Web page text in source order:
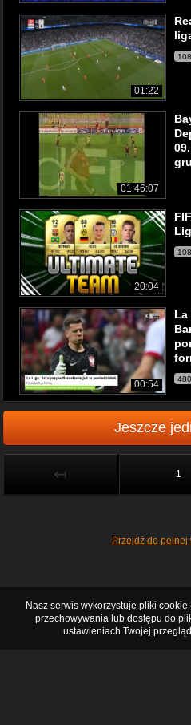
01:22
01:46:07
20:04
00:54
La
Jeszcze
↤ 1
Przejdź do pełnej
Nasz serwis wykorzystuje pliki cookie
przechowywania lub dostępu do
ustawieniach Twojej